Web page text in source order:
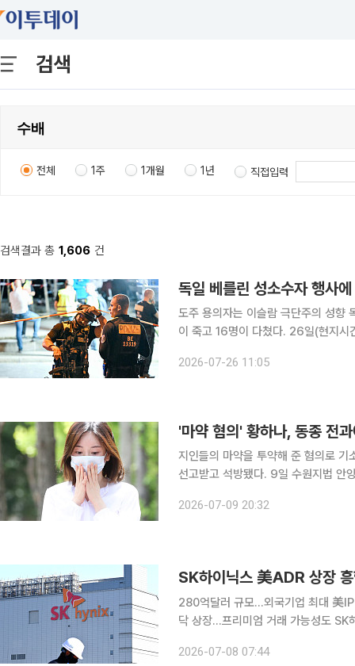
검색
전체 1주 1개월 1년 직접입력
검색결과 총 1,606 건
독일 베를린 성소수자 행사
도주 용의자는 이슬람 극단주의 성향
이 죽고 16명이 다쳤다. 26일(현지시간) 블룸버그통신에 따르면 사고는 오후 10시 무렵 수도 베를
시 그리니치 빌리지에서 경찰이 성소
2026-07-26 11:05
'마약 혐의' 황하나, 동종 전
지인들의 마약을 투약해 준 혐의로
선고받고 석방됐다. 9일 수원지법 안양지원 형사3단독 박준섭 부장판사는 마약류 관리에 관한 법률
씨는 동종 범죄로 실형을 복역한 전력
2026-07-09 20:32
SK하이닉스 美ADR 상장
280억달러 규모…외국기업 최대 美
닥 상장…프리미엄 거래 가능성도 SK하이닉스의 280억달러(약 42조6700억원) 규모 미국 나스닥
전문 투자자들이 대거 몰리면서 청약
2026-07-08 07:44